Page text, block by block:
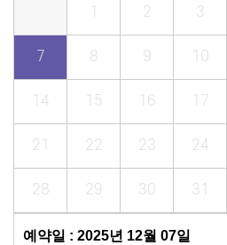
1 2 3
7 8 9 10
14 15 16 17
21 22 23 24
28 29 30 31
예약일 : 2025년 12월 07일